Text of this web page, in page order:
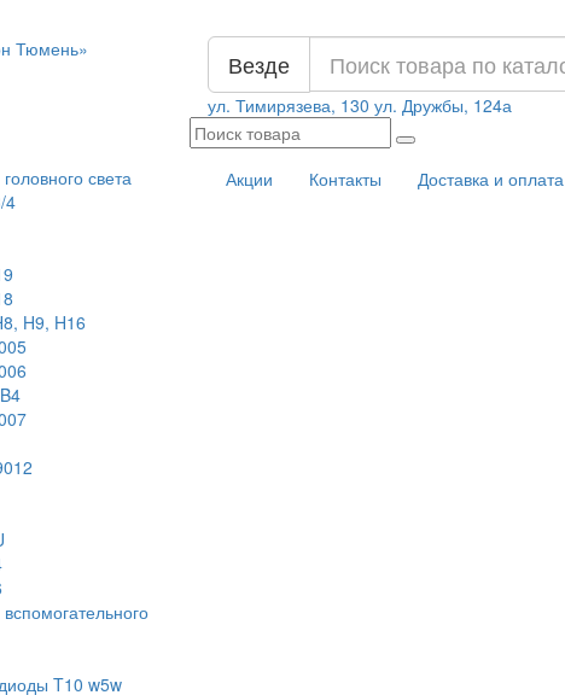
Везде
ул. Тимирязева, 130 ул. Дружбы, 124а
света
4
H9, H16
T10 w5w
Акции Контакты Доставка и оплата